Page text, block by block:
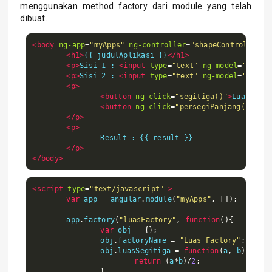
menggunakan method factory dari module yang telah
dibuat.
<body ng-app="myApps" ng-controller= "shapeController"
<h1>{{ judulAplikasi }}</h1>
<p>Sisi 1 : <input type="text" ng-model=
<p>Sisi 2 : <input type="text" ng-model=
<p>
<button ng-click="segitiga()">Luas
<button ng-click="persegiPanjang()"
</p>
<p>
		Result : {{ result }}
</p>
</body>
<script type="text/javascript"
>
var app = angular. module( "myApps" , []);
	app
. factory( "luasFactory" , function(){
var obj =
{};
		obj
. factoryName = "Luas Factory" ;
		obj
. luasSegitiga = function (a , b){
return
(a* b)/2 ;